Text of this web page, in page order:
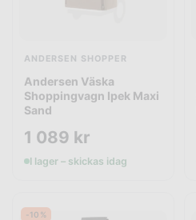
ANDERSEN SHOPPER
Andersen Väska
Shoppingvagn Ipek Maxi
Sand
1 089 kr
I lager – skickas idag
-10%